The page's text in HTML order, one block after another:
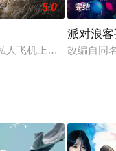
依为命，凭借出众的才
5.0
人飞机上班的警察么？
完结
派对浪
改编自同